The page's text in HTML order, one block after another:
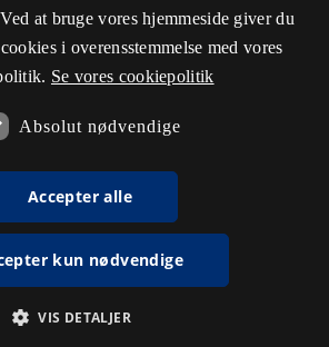
at bruge vores hjemmeside giver du
i overensstemmelse med vores
Se vores cookiepolitik
Absolut nødvendige
Accepter alle
kun nødvendige
VIS DETALJER